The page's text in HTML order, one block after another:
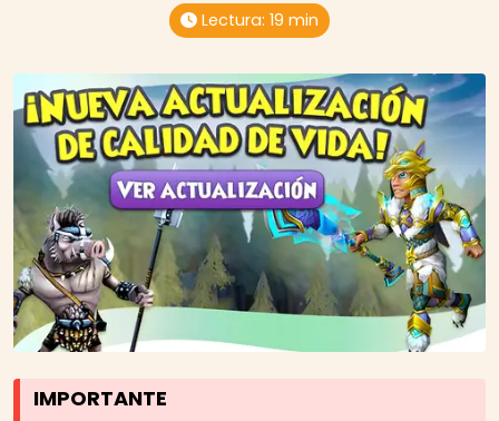
Lectura: 19 min
IMPORTANTE